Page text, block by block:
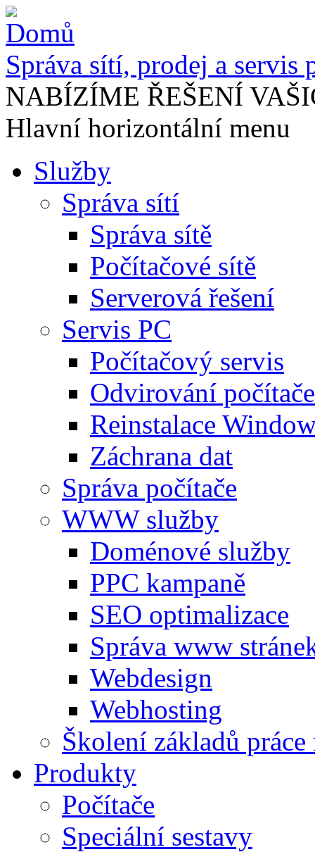
Správa sítí, prodej a servis
NABÍZÍME ŘEŠENÍ
Hlavní horizontální menu
Služby
Správa sítí
Správa sítě
Počítačové sítě
Serverová řešení
Servis PC
Počítačový servis
Odvirování počítače
Reinstalace
Záchrana dat
Správa počítače
WWW služby
Doménové služby
PPC kampaně
SEO optimalizace
Správa www
Webdesign
Webhosting
Školení základů práce
Produkty
Počítače
Speciální sestavy